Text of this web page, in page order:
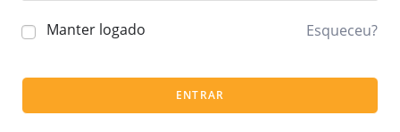
Manter logado Esqueceu?
ENTRAR